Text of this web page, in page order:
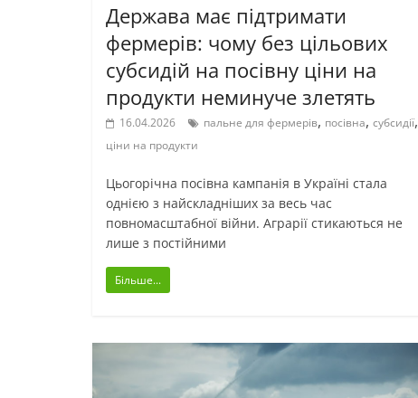
Держава має підтримати
фермерів: чому без цільових
субсидій на посівну ціни на
продукти неминуче злетять
16.04.2026 пальне для фермерів, посівна, субсидії,
ціни на продукти
Цьогорічна посівна кампанія в Україні стала
однією з найскладніших за весь час
повномасштабної війни. Аграрії стикаються не
лише з постійними
Більше...